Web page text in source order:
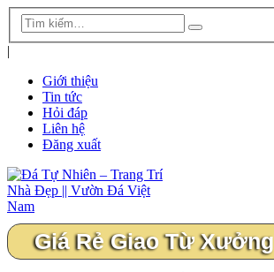
|
Giới thiệu
Tin tức
Hỏi đáp
Liên hệ
Đăng xuất
Giá Rẻ Giao Từ Xưởng